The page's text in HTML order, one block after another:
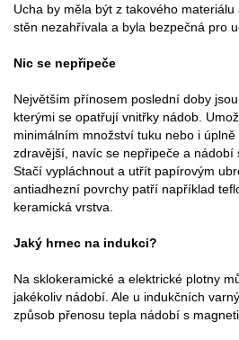
Ucha by měla být z takového
stěn nezahřívala a byla bezpečná pro
Nic se nepřipeče
Největším přínosem poslední doby
kterými se opatřují vnitřky nádob.
minimálním množství tuku nebo i
zdravější, navíc se nepřipeče a nádobí
Stačí vypláchnout a utřít papírovým
antiadhezní povrchy patří například
keramická vrstva.
Jaký hrnec na indukci?
Na sklokeramické a elektrické plotny
jakékoliv nádobí. Ale u indukčních
způsob přenosu tepla nádobí s